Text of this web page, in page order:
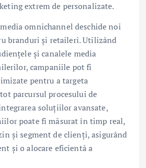
extrem de personalizate.
omnichannel deschide noi
branduri și retaileri. Utilizând
și canalele media
campaniile pot fi
pentru a targeta
parcursul procesului de
soluțiilor avansate,
poate fi măsurat în timp real,
și segment de clienți, asigurând
și o alocare eficientă a